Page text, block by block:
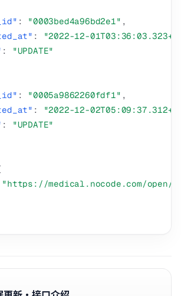
: "0003bed4a96bd2e1" ,
:
"2022-12-
:
"UPDATE"
: "0005a9862260fdf1" ,
:
"2022-12-
:
"UPDATE"
"https://medical.nocode.com/open/